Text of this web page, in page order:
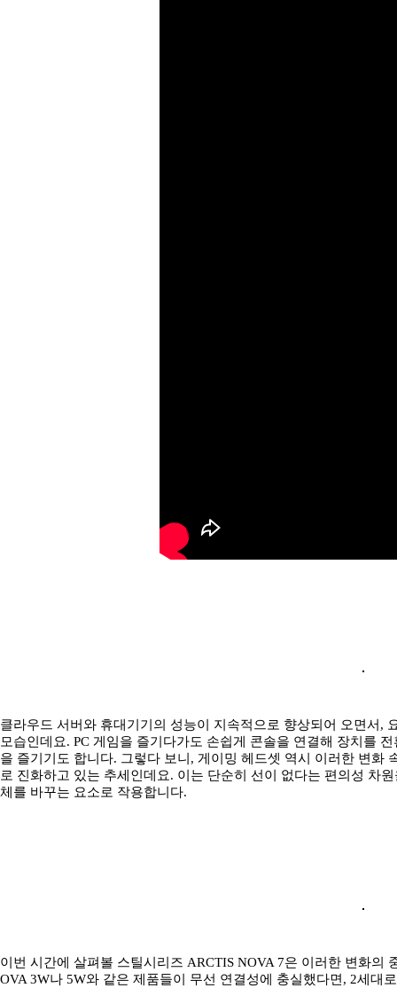
클라우드 서버와 휴대기기의 성능이 지속적으로 향상되어 오면서,
모습인데요. PC 게임을 즐기다가도 손쉽게 콘솔을 연결해 장치를
을 즐기기도 합니다. 그렇다 보니, 게이밍 헤드셋 역시 이러한 변화
로 진화하고 있는 추세인데요. 이는 단순히 선이 없다는 편의성 차
체를 바꾸는 요소로 작용합니다.
이번 시간에 살펴볼 스틸시리즈 ARCTIS NOVA 7은 이러한 변화의
OVA 3W나 5W와 같은 제품들이 무선 연결성에 충실했다면, 2세대